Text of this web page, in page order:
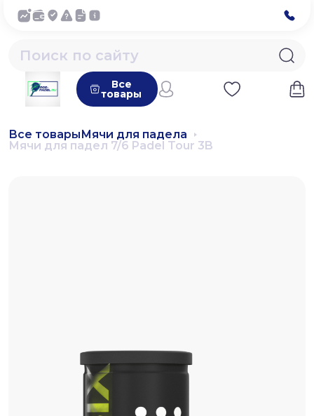
Все
товары
Все товарыМячи для падела
Мячи для падел 7/6 Padel Tour 3B